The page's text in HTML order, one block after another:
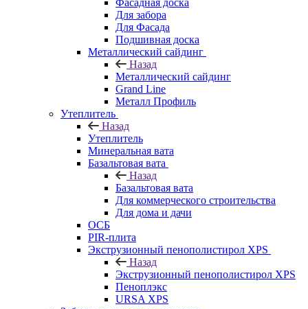
Фасадная доска
Для забора
Для Фасада
Подшивная доска
Металлический сайдинг
Назад
Металлический сайдинг
Grand Line
Металл Профиль
Утеплитель
Назад
Утеплитель
Минеральная вата
Базальтовая вата
Назад
Базальтовая вата
Для коммерческого строительства
Для дома и дачи
ОСБ
PIR-плита
Экструзионный пенополистирол XPS
Назад
Экструзионный пенополистирол XPS
Пеноплэкс
URSA XPS